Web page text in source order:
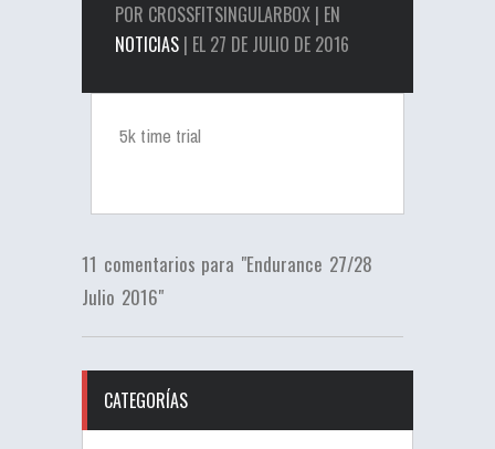
POR CROSSFITSINGULARBOX | EN
NOTICIAS | EL 27 DE JULIO DE 2016
5k time trial
11 comentarios para "Endurance 27/28
Julio 2016"
CATEGORÍAS